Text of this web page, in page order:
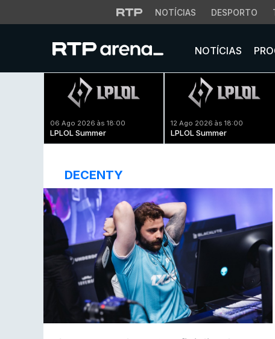
NOTÍCIAS DESPORTO
NOTÍCIAS
06 Ago 2026 às 18:00
LPLOL Summer
12 Ago 2026 às 18:00
LPLOL Summer
DECENTY